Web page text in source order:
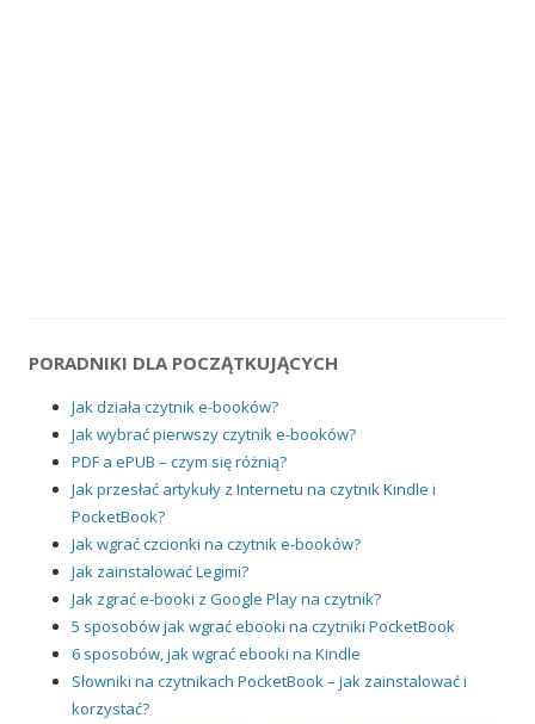
PORADNIKI DLA POCZĄTKUJĄCYCH
Jak działa czytnik e-booków?
Jak wybrać pierwszy czytnik e-booków?
PDF a ePUB – czym się różnią?
Jak przesłać artykuły z Internetu na czytnik Kindle i
PocketBook?
Jak wgrać czcionki na czytnik e-booków?
Jak zainstalować Legimi?
Jak zgrać e-booki z Google Play na czytnik?
5 sposobów jak wgrać ebooki na czytniki PocketBook
6 sposobów, jak wgrać ebooki na Kindle
Słowniki na czytnikach PocketBook – jak zainstalować i
korzystać?